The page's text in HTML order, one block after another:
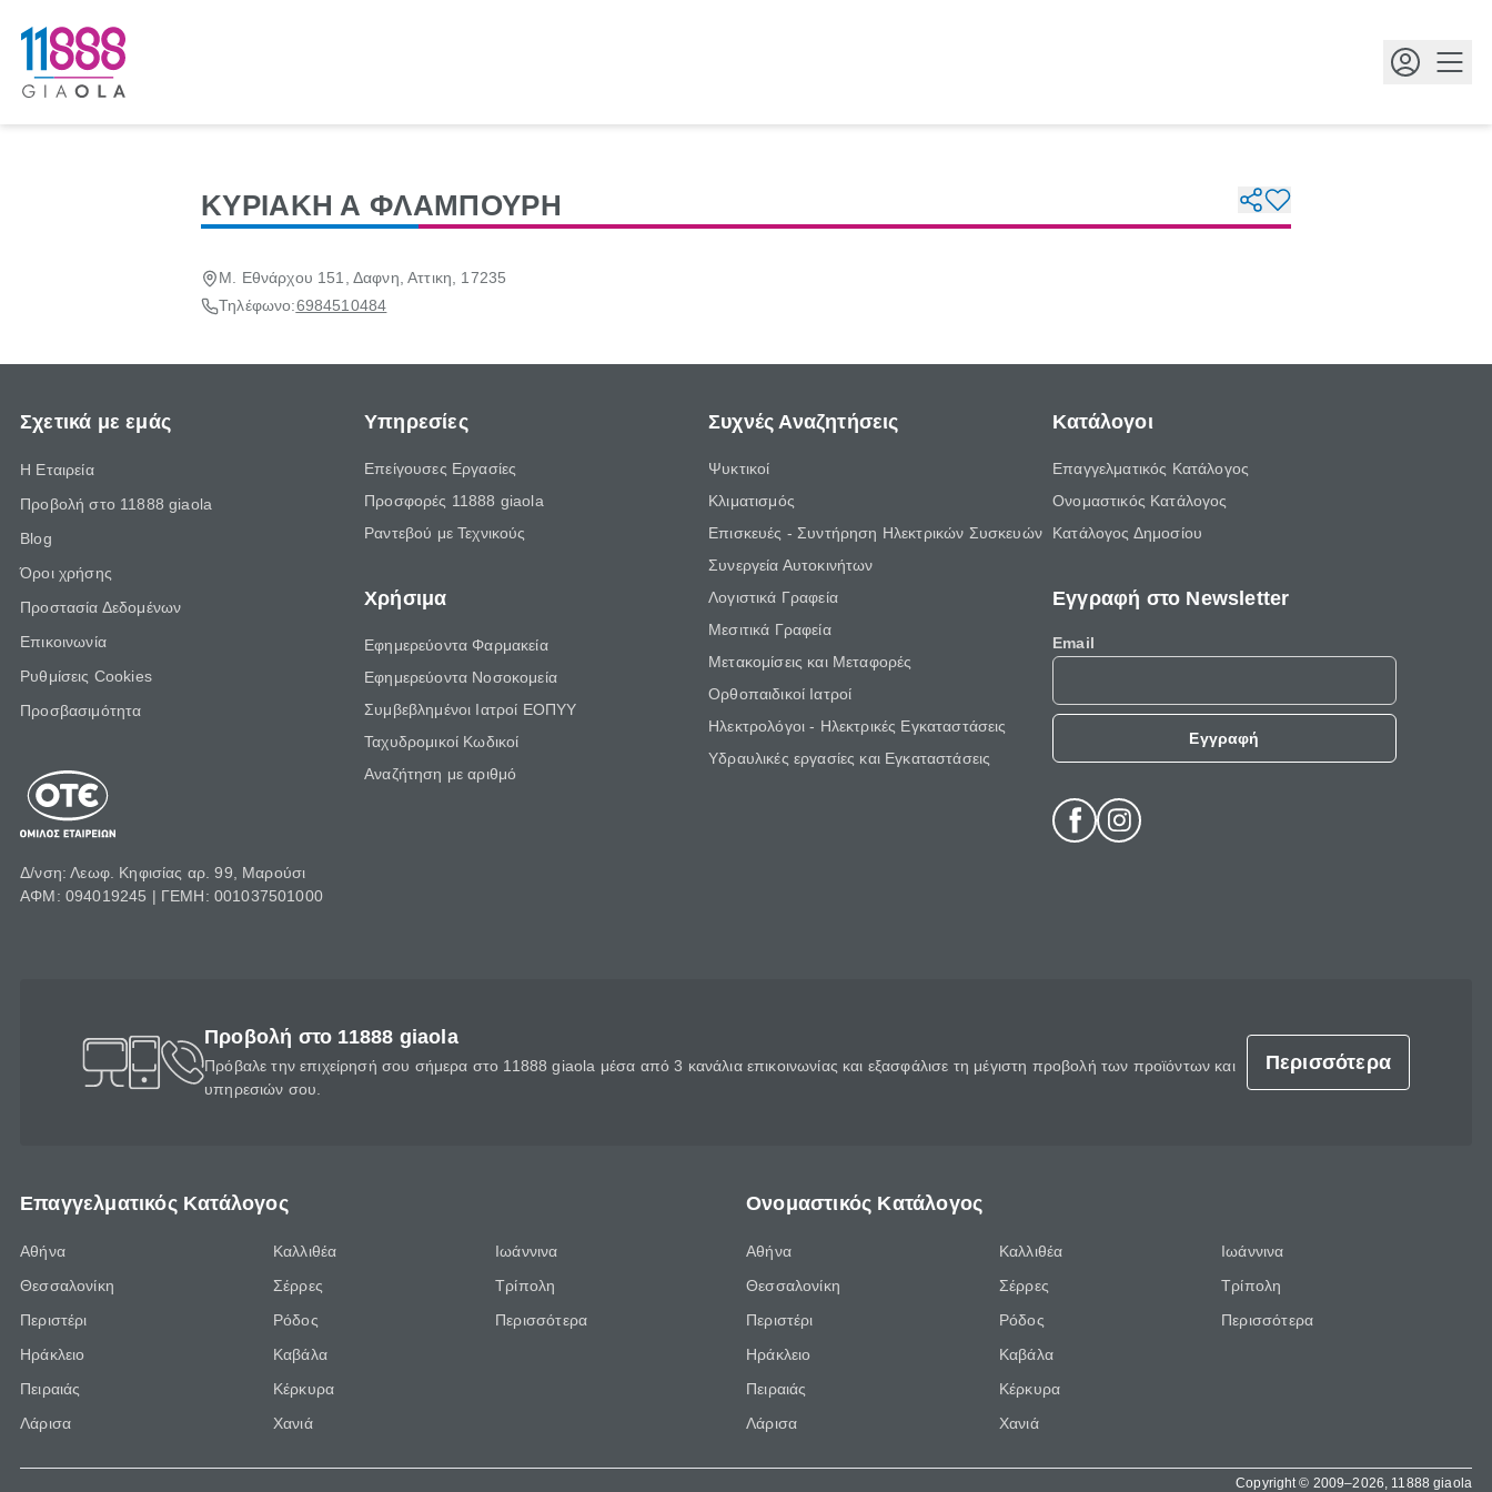
ΚΥΡΙΑΚΗ Α ΦΛΑΜΠΟΥΡΗ
Μ. Εθνάρχου 151, Δαφνη, Αττικη, 17235
Τηλέφωνο:6984510484
Σχετικά με εμάς
Η Εταιρεία
Προβολή στο 11888 giaola
Blog
Όροι χρήσης
Προστασία Δεδομένων
Επικοινωνία
Ρυθμίσεις Cookies
Προσβασιμότητα
Δ/νση: Λεωφ. Κηφισίας αρ. 99, Μαρούσι
ΑΦΜ: 094019245 | ΓΕΜΗ: 001037501000
Υπηρεσίες
Επείγουσες Εργασίες
Προσφορές 11888 giaola
Ραντεβού με Τεχνικούς
Χρήσιμα
Εφημερεύοντα Φαρμακεία
Εφημερεύοντα Νοσοκομεία
Συμβεβλημένοι Ιατροί ΕΟΠΥΥ
Ταχυδρομικοί Κωδικοί
Αναζήτηση με αριθμό
Συχνές Αναζητήσεις
Ψυκτικοί
Κλιματισμός
Επισκευές - Συντήρηση Ηλεκτρικών Συσκευών
Συνεργεία Αυτοκινήτων
Λογιστικά Γραφεία
Μεσιτικά Γραφεία
Μετακομίσεις και Μεταφορές
Ορθοπαιδικοί Ιατροί
Ηλεκτρολόγοι - Ηλεκτρικές Εγκαταστάσεις
Υδραυλικές εργασίες και Εγκαταστάσεις
Κατάλογοι
Επαγγελματικός Κατάλογος
Ονομαστικός Κατάλογος
Κατάλογος Δημοσίου
Εγγραφή στο Newsletter
Email
Εγγραφή
Προβολή στο 11888 giaola
Πρόβαλε την επιχείρησή σου σήμερα στο 11888 giaola μέσα από 3 κανάλια επικοινωνίας και εξασφάλισε τη μέγιστη προβολή των προϊόντων και
υπηρεσιών σου.
Περισσότερα
Επαγγελματικός Κατάλογος
Αθήνα
Θεσσαλονίκη
Περιστέρι
Ηράκλειο
Πειραιάς
Λάρισα
Καλλιθέα
Σέρρες
Ρόδος
Καβάλα
Κέρκυρα
Χανιά
Ιωάννινα
Τρίπολη
Περισσότερα
Ονομαστικός Κατάλογος
Αθήνα
Θεσσαλονίκη
Περιστέρι
Ηράκλειο
Πειραιάς
Λάρισα
Καλλιθέα
Σέρρες
Ρόδος
Καβάλα
Κέρκυρα
Χανιά
Ιωάννινα
Τρίπολη
Περισσότερα
Copyright © 2009–2026, 11888 giaola